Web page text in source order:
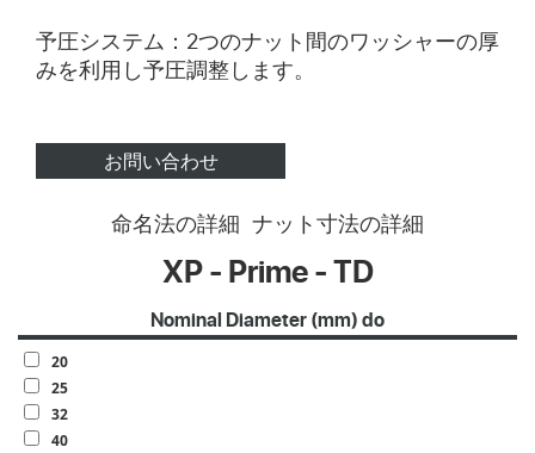
予圧システム：2つのナット間のワッシャーの厚
みを利用し予圧調整します。
お問い合わせ
命名法の詳細 ナット寸法の詳細
XP - Prime - TD
Nominal Diameter (mm) do
20
25
32
40